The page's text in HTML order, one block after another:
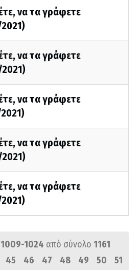
να τα γράφετε
να τα γράφετε
να τα γράφετε
να τα γράφετε
να τα γράφετε
1009-1024 από σύνολο 1161
45 46 47 48 49 50
51